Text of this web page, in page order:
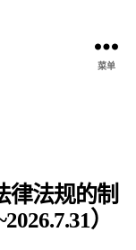
菜单
律法规的制
）